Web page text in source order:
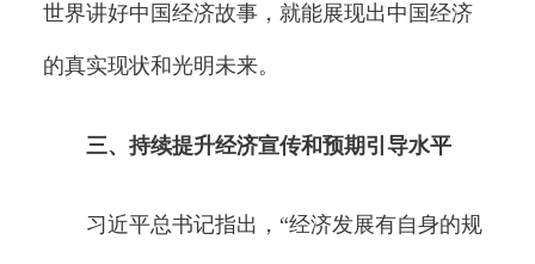
世界讲好中国经济故事，就能展现出中国经济
的真实现状和光明未来。
三、持续提升经济宣传和预期引导水平
习近平总书记指出，“经济发展有自身的规